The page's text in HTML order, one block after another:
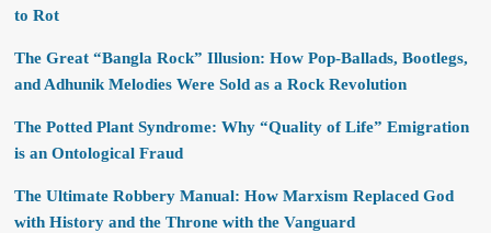
to Rot
The Great “Bangla Rock” Illusion: How Pop-Ballads, Bootlegs,
and Adhunik Melodies Were Sold as a Rock Revolution
The Potted Plant Syndrome: Why “Quality of Life” Emigration
is an Ontological Fraud
The Ultimate Robbery Manual: How Marxism Replaced God
with History and the Throne with the Vanguard